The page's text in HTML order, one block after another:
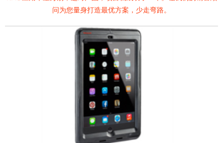
问为您量身打造最优方案，少走弯路。